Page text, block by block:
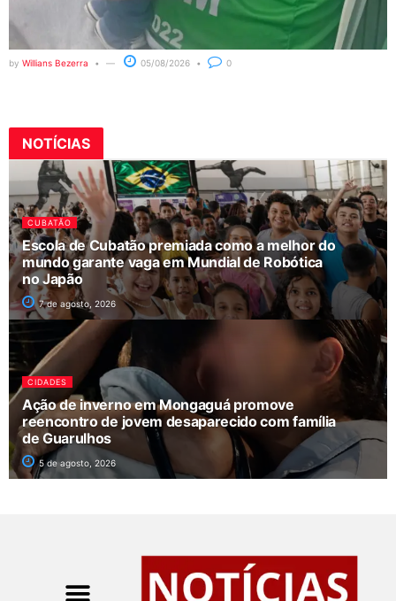
by Willians Bezerra 05/08/2026 0
NOTÍCIAS
CUBATÃO
Escola de Cubatão premiada como a melhor do
mundo garante vaga em Mundial de Robótica
no Japão
7 de agosto, 2026
CIDADES
Ação de inverno em Mongaguá promove
reencontro de jovem desaparecido com família
de Guarulhos
5 de agosto, 2026